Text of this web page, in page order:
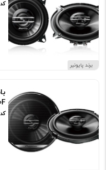
برند پایونیر
کد:
کد: